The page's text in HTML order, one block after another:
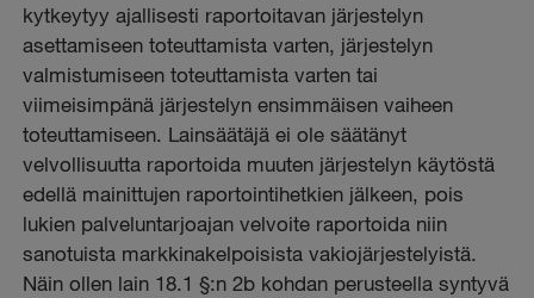
kytkeytyy ajallisesti raportoitavan järjestelyn
asettamiseen toteuttamista varten, järjestelyn
valmistumiseen toteuttamista varten tai
viimeisimpänä järjestelyn ensimmäisen vaiheen
toteuttamiseen. Lainsäätäjä ei ole säätänyt
velvollisuutta raportoida muuten järjestelyn käytöstä
edellä mainittujen raportointihetkien jälkeen, pois
lukien palveluntarjoajan velvoite raportoida niin
sanotuista markkinakelpoisista vakiojärjestelyistä.
Näin ollen lain 18.1 §:n 2b kohdan perusteella syntyvä